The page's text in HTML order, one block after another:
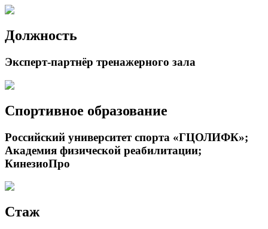
Должность
Эксперт-партнёр тренажерного зала
Спортивное образование
Российский университет спорта «ГЦОЛИФК»;
Академия физической реабилитации;
КинезиоПро
Стаж